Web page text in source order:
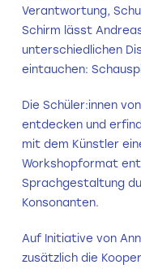
Verantwortung,
Schirm lässt
unterschiedlichen
eintauchen:
Die Schüler:innen
entdecken und
mit dem Künstler
Workshopformat
Sprachgestaltung
Konsonanten.
Auf Initiative von
zusätzlich die